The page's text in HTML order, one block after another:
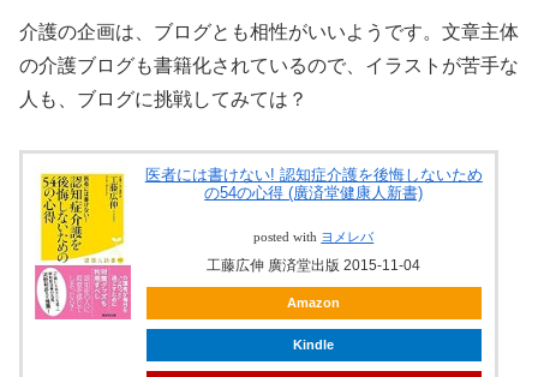
介護の企画は、ブログとも相性がいいようです。文章主体
の介護ブログも書籍化されているので、イラストが苦手な
人も、ブログに挑戦してみては？
医者には書けない! 認知症介護を後悔しないため
の54の心得 (廣済堂健康人新書)
posted with ヨメレバ
工藤広伸 廣済堂出版 2015-11-04
Amazon
Kindle